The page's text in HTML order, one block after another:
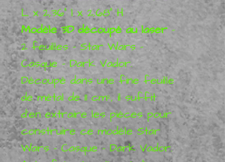
L x 2,36" l x 2,68" H
Modèle 3D découpé au laser -
2 feuilles - Star Wars -
Casque - Dark Vador.
Découpé dans une fine feuille
de métal de 11 cm², il suffit
d'en extraire les pièces pour
construire ce modèle Star
Wars - Casque - Dark Vador.